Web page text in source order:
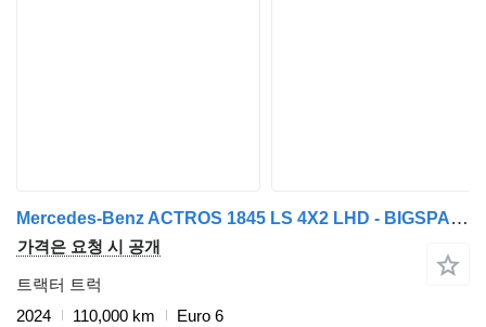
Mercedes-Benz ACTROS 1845 LS 4X2 LHD - BIGSPACE
가격은 요청 시 공개
트랙터 트럭
2024
110,000 km
Euro 6